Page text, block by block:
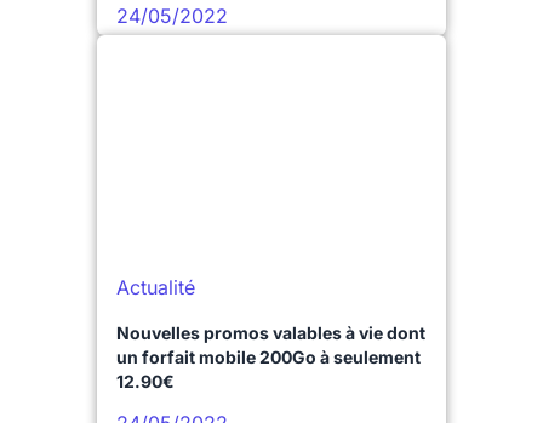
24/05/2022
Actualité
Nouvelles promos valables à vie dont
un forfait mobile 200Go à seulement
12.90€